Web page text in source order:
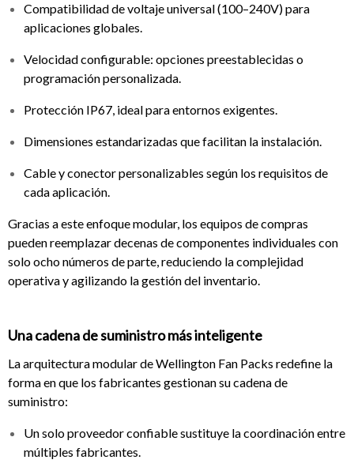
Compatibilidad de voltaje universal (100–240V) para
aplicaciones globales.
Velocidad configurable: opciones preestablecidas o
programación personalizada.
Protección IP67, ideal para entornos exigentes.
Dimensiones estandarizadas que facilitan la instalación.
Cable y conector personalizables según los requisitos de
cada aplicación.
Gracias a este enfoque modular, los equipos de compras
pueden reemplazar decenas de componentes individuales con
solo ocho números de parte, reduciendo la complejidad
operativa y agilizando la gestión del inventario.
Una cadena de suministro más inteligente
La arquitectura modular de Wellington Fan Packs redefine la
forma en que los fabricantes gestionan su cadena de
suministro:
Un solo proveedor confiable sustituye la coordinación entre
múltiples fabricantes.